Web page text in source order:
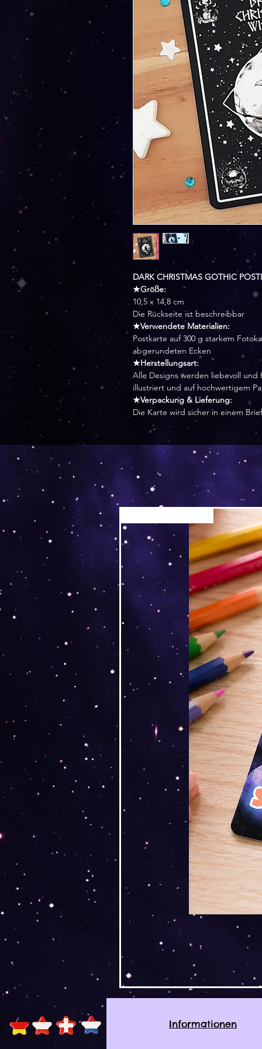
DARK CHRISTMAS GOTHIC
★Größe:
10,5 x 14,8 cm
Die Rückseite ist beschreibbar
★Verwendete Materialien:
Postkarte auf 300 g starkem
abgerundeten Ecken
★Herstellungsart:
Alle Designs werden liebevoll
illustriert und auf hochwertigem
★Verpackung & Lieferung:
Die Karte wird sicher in einem
Informationen